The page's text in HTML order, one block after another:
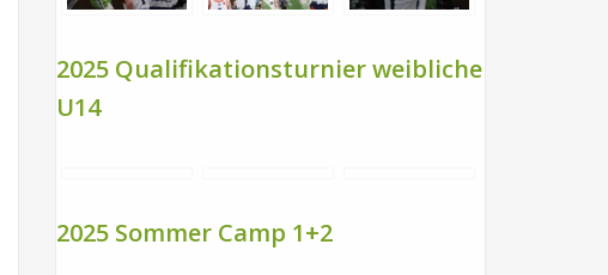
2025 Qualifikationsturnier weibliche
U14
2025 Sommer Camp 1+2